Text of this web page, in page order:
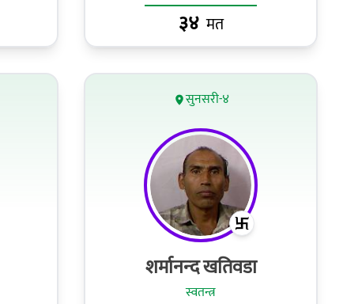
३४ मत
सुनसरी-४
शर्मानन्‍द खतिवडा
स्वतन्त्र